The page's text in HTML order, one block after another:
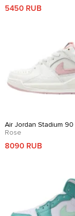
5450 RUB
Air Jordan Stadium 90
Rose
8090 RUB